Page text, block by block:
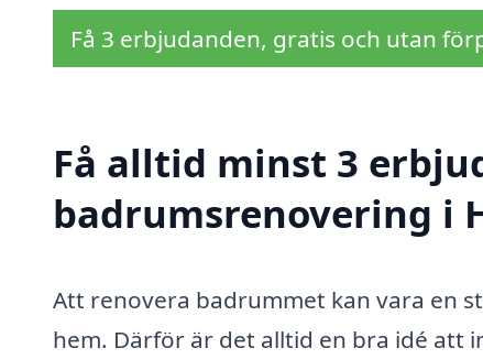
Få 3 erbjudanden, gratis och utan
Få alltid minst 3
badrumsrenovering i
Att renovera badrummet kan vara en
hem. Därför är det alltid en bra idé att